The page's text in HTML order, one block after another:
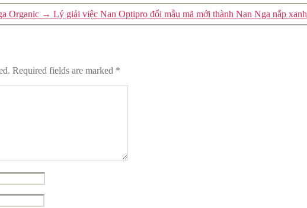
Organic → Lý giải việc Nan Optipro đổi mẫu mã mới thành Nan Nga nắp xanh
Required fields are marked *